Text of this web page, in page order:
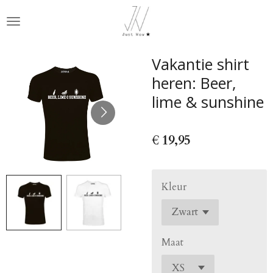
direct
hoofdinhoud
Vakantie shirt
heren: Beer,
lime & sunshine
€ 19,95
Kleur
Maat